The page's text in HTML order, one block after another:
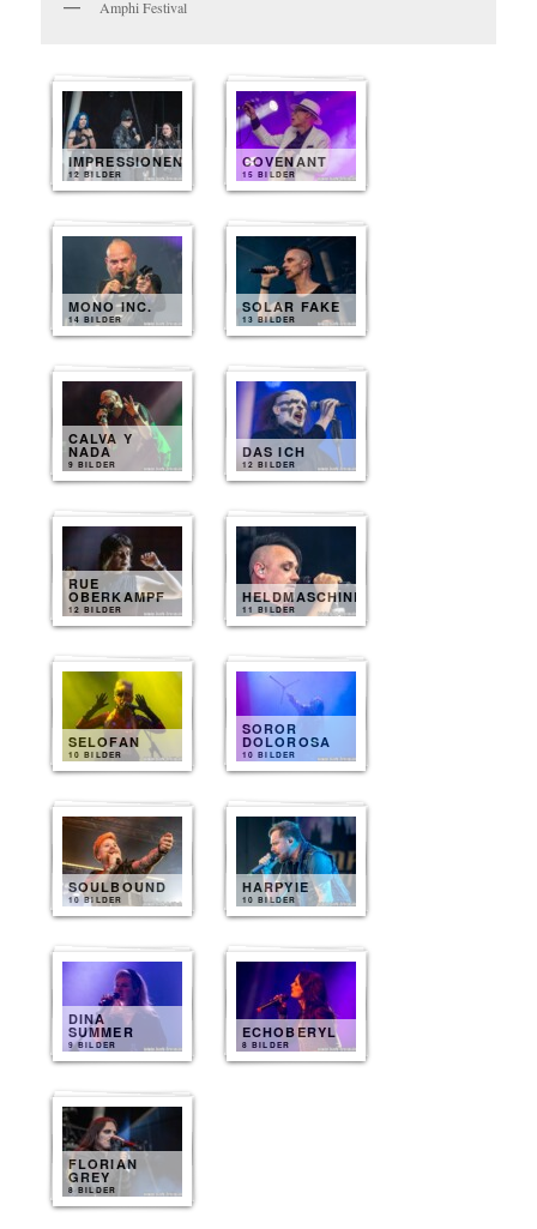
Amphi Festival
IMPRESSIONEN
12 BILDER
COVENANT
15 BILDER
MONO INC.
14 BILDER
SOLAR FAKE
13 BILDER
CALVA Y
NADA
9 BILDER
DAS ICH
12 BILDER
RUE
OBERKAMPF
12 BILDER
HELDMASCHINE
11 BILDER
SELOFAN
10 BILDER
SOROR
DOLOROSA
10 BILDER
SOULBOUND
10 BILDER
HARPYIE
10 BILDER
DINA
SUMMER
9 BILDER
ECHOBERYL
8 BILDER
FLORIAN
GREY
8 BILDER